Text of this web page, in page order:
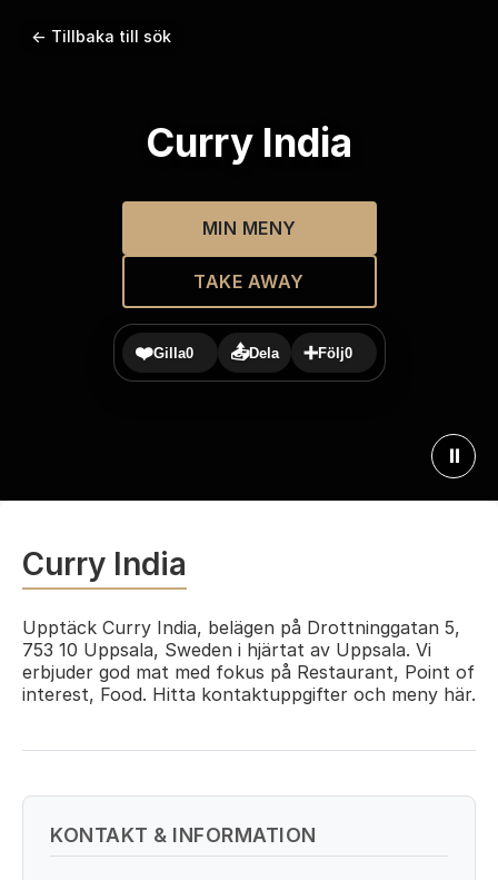
← Tillbaka till sök
Curry India
MIN MENY
TAKE AWAY
❤️Gilla0 📤Dela ➕Följ0
⏸
Curry India
Upptäck Curry India, belägen på Drottninggatan 5,
753 10 Uppsala, Sweden i hjärtat av Uppsala. Vi
erbjuder god mat med fokus på Restaurant, Point of
interest, Food. Hitta kontaktuppgifter och meny här.
KONTAKT & INFORMATION